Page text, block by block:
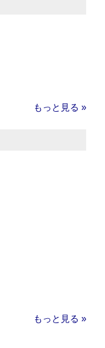
もっと見る »
もっと見る »